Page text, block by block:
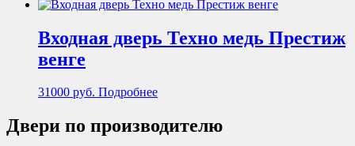
Входная дверь Техно медь Престиж
венге
31000 руб. Подробнее
Двери по производителю